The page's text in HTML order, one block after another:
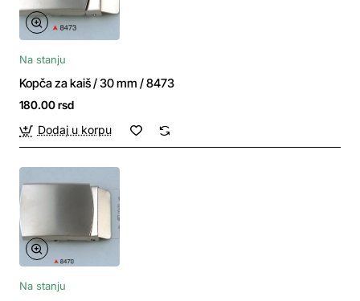
Na stanju
Kopča za kaiš / 30 mm / 8473
180.00 rsd
Dodaj u korpu
Na stanju